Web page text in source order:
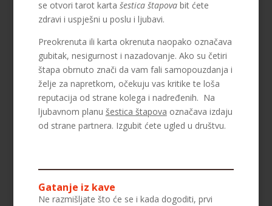
se otvori tarot karta šestica štapovabit ćete
zdravi i uspješni u poslu i ljubavi.
Preokrenuta ili karta okrenuta naopako označava
gubitak, nesigurnost i nazadovanje. Ako su četiri
štapa obrnuto znači da vam fali samopouzdanja i
želje za napretkom, očekuju vas kritike te loša
reputacija od strane kolega i nadređenih. Na
ljubavnom planu šestica štapova označava izdaju
od strane partnera. Izgubit ćete ugled u društvu.
Gatanje iz kave
Ne razmišljate što će se i kada dogoditi, prvi